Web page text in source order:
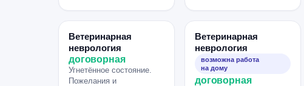
Ветеринарная
неврология
договорная
Угнетённое состояние.
Пожелания и
Ветеринарная
неврология
возможна работа
на дому
договорная